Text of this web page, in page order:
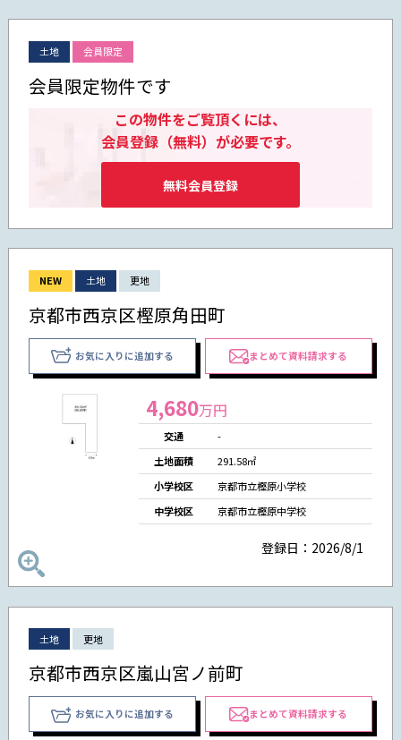
土地 会員限定
会員限定物件です
この物件をご覧頂くには、
会員登録（無料）が必要です。
無料会員登録
NEW 土地 更地
京都市西京区樫原角田町
お気に入りに追加する まとめて資料請求する
4,680万円
交通
-
土地面積
291.58㎡
小学校区
京都市立樫原小学校
中学校区
京都市立樫原中学校
登録日：2026/8/1
土地 更地
京都市西京区嵐山宮ノ前町
お気に入りに追加する まとめて資料請求する